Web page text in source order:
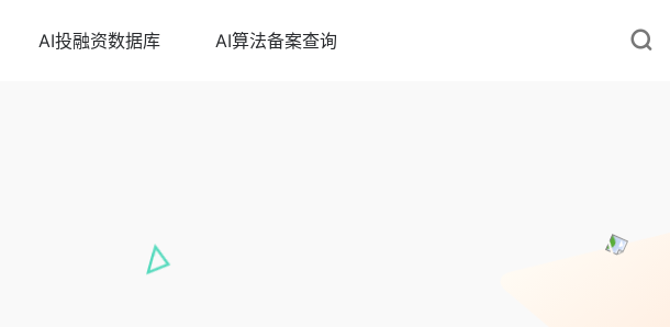
AI投融资数据库 AI算法备案查询